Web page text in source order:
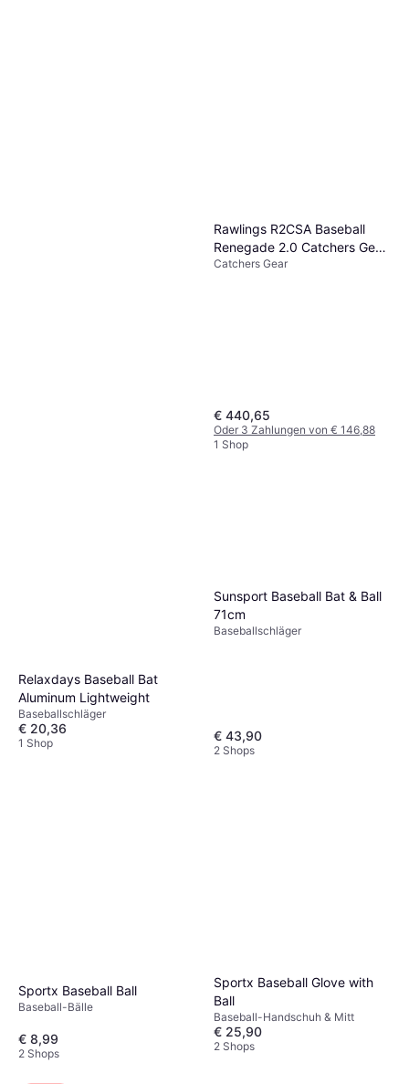
Rawlings R2CSA Baseball
Renegade 2.0 Catchers Gear
Set
Catchers Gear
€ 440,65
Oder 3 Zahlungen von € 146,88
1 Shop
Relaxdays Baseball Bat
Aluminum Lightweight
Baseballschläger
€ 20,36
1 Shop
Sunsport Baseball Bat & Ball
71cm
Baseballschläger
€ 43,90
2 Shops
Sportx Baseball Ball
Baseball-Bälle
€ 8,99
2 Shops
Sportx Baseball Glove with
Ball
Baseball-Handschuh & Mitt
€ 25,90
2 Shops